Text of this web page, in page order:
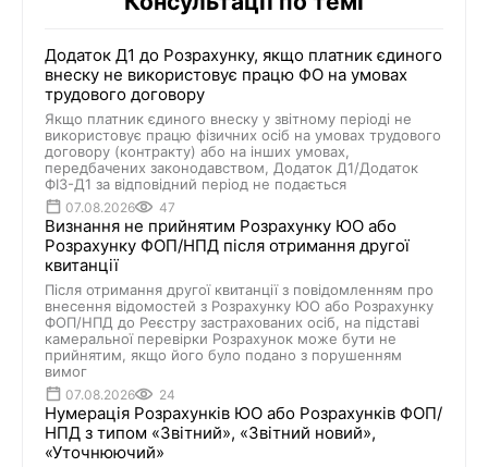
Додаток Д1 до Розрахунку, якщо платник єдиного
внеску не використовує працю ФО на умовах
трудового договору
Якщо платник єдиного внеску у звітному періоді не
використовує працю фізичних осіб на умовах трудового
договору (контракту) або на інших умовах,
передбачених законодавством, Додаток Д1/Додаток
ФІЗ-Д1 за відповідний період не подається
07.08.2026 47
Визнання не прийнятим Розрахунку ЮО або
Розрахунку ФОП/НПД після отримання другої
квитанції
Після отримання другої квитанції з повідомленням про
внесення відомостей з Розрахунку ЮО або Розрахунку
ФОП/НПД до Реєстру застрахованих осіб, на підставі
камеральної перевірки Розрахунок може бути не
прийнятим, якщо його було подано з порушенням
вимог
07.08.2026 24
Нумерація Розрахунків ЮО або Розрахунків ФОП/
НПД з типом «Звітний», «Звітний новий»,
«Уточнюючий»